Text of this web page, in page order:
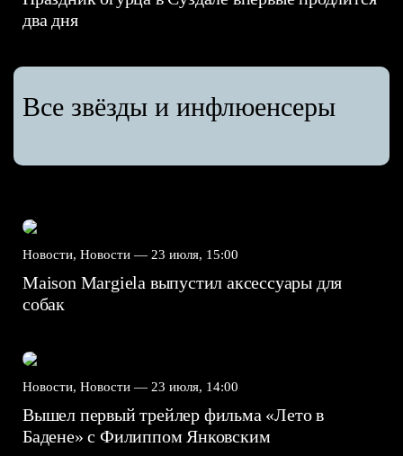
два дня
Все звёзды и инфлюенсеры
Новости, Новости — 23 июля, 15:00
Maison Margiela выпустил аксессуары для
собак
Новости, Новости — 23 июля, 14:00
Вышел первый трейлер фильма «Лето в
Бадене» с Филиппом Янковским